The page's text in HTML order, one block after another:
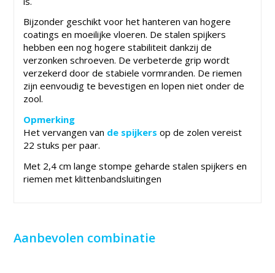
Bijzonder geschikt voor het hanteren van hogere
coatings en moeilijke vloeren. De stalen spijkers
hebben een nog hogere stabiliteit dankzij de
verzonken schroeven. De verbeterde grip wordt
verzekerd door de stabiele vormranden. De riemen
zijn eenvoudig te bevestigen en lopen niet onder de
zool.
Opmerking
Het vervangen van de spijkersop de zolen vereist
22 stuks per paar.
Met 2,4 cm lange stompe geharde stalen spijkers en
riemen met klittenbandsluitingen
Aanbevolen combinatie